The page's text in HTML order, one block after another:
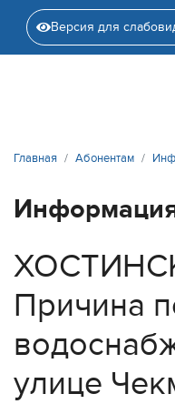
Версия для
Главная Абонентам
Причина
улице